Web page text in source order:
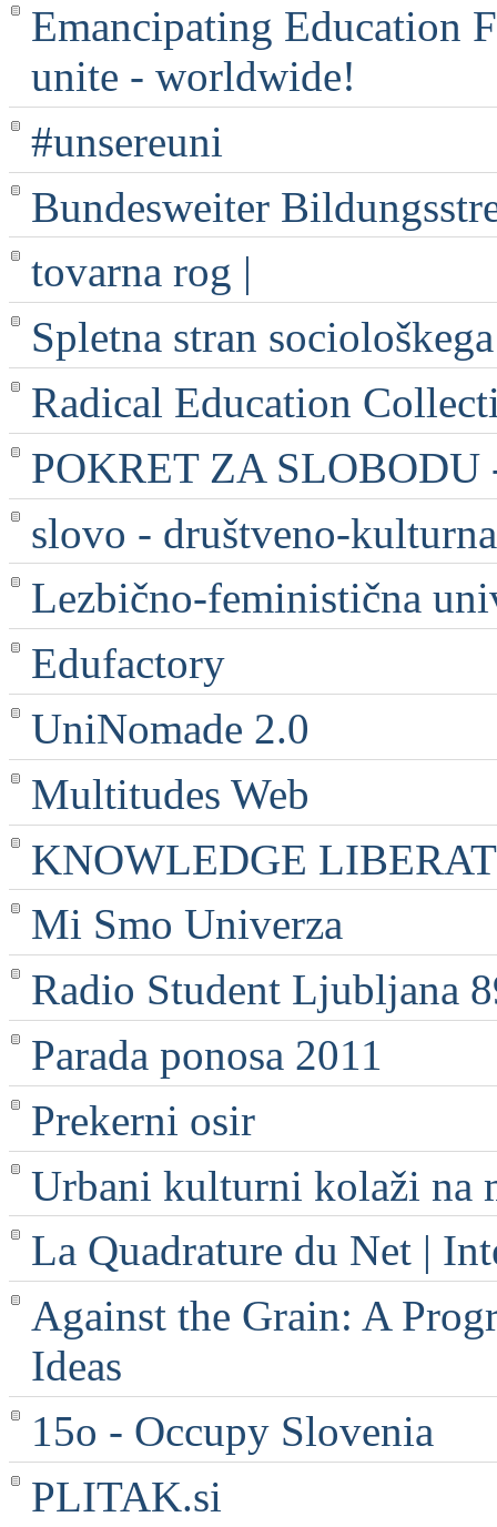
Emancipating Education
unite - worldwide!
#unsereuni
Bundesweiter
tovarna rog |
Spletna stran
Radical Education
POKRET ZA SLOBODU
slovo - društveno-
Lezbično-feministična
Edufactory
UniNomade 2.0
Multitudes Web
KNOWLEDGE
Mi Smo Univerza
Radio Student Ljubljana
Parada ponosa 2011
Prekerni osir
Urbani kulturni kolaži na
La Quadrature du Net |
Against the Grain: A
Ideas
15o - Occupy Slovenia
PLITAK.si